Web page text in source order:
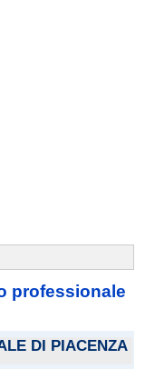
professionale
DI PIACENZA